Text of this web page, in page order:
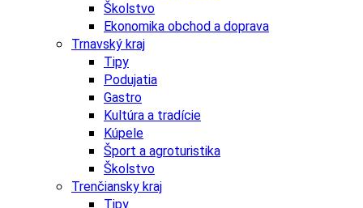
Školstvo
Ekonomika obchod a doprava
Trnavský kraj
Tipy
Podujatia
Gastro
Kultúra a tradície
Kúpele
Šport a agroturistika
Školstvo
Trenčiansky kraj
Tipy